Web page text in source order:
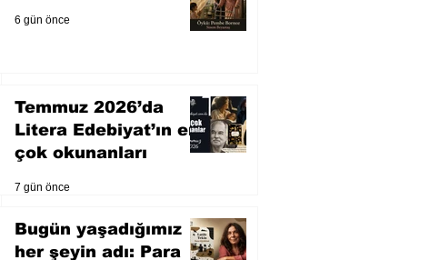
6 gün önce
Temmuz 2026’da
Litera Edebiyat’ın en
çok okunanları
7 gün önce
Bugün yaşadığımız
her şeyin adı: Para